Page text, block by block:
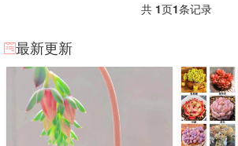
共 1页1条记录
最新更新